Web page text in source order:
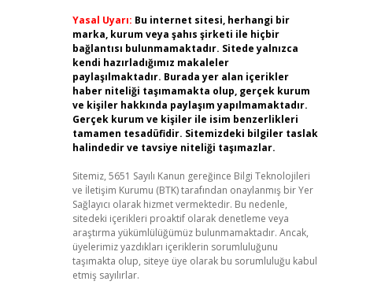
Yasal Uyarı: Bu internet sitesi, herhangi bir
marka, kurum veya şahıs şirketi ile hiçbir
bağlantısı bulunmamaktadır. Sitede yalnızca
kendi hazırladığımız makaleler
paylaşılmaktadır. Burada yer alan içerikler
haber niteliği taşımamakta olup, gerçek kurum
ve kişiler hakkında paylaşım yapılmamaktadır.
Gerçek kurum ve kişiler ile isim benzerlikleri
tamamen tesadüfidir. Sitemizdeki bilgiler taslak
halindedir ve tavsiye niteliği taşımazlar.
Sitemiz, 5651 Sayılı Kanun gereğince Bilgi Teknolojileri
ve İletişim Kurumu (BTK) tarafından onaylanmış bir Yer
Sağlayıcı olarak hizmet vermektedir. Bu nedenle,
sitedeki içerikleri proaktif olarak denetleme veya
araştırma yükümlülüğümüz bulunmamaktadır. Ancak,
üyelerimiz yazdıkları içeriklerin sorumluluğunu
taşımakta olup, siteye üye olarak bu sorumluluğu kabul
etmiş sayılırlar.